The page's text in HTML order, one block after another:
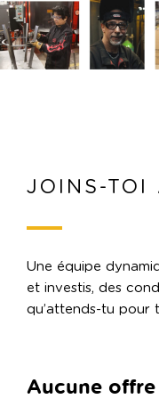
JOINS-TOI
Une équipe
et investis, des
qu’attends-tu pour
Aucune